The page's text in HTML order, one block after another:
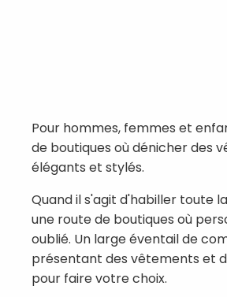
De retour à la maison
Ruta moderna
El comercio es prestigio
El comercio con cuerpo y alma
El comercio es arte
Pour hommes, femmes et
de boutiques où dénicher des
élégants et stylés.
Quand il s'agit d'habiller toute
une route de boutiques où
oublié. Un large éventail de
présentant des vêtements et
pour faire votre choix.